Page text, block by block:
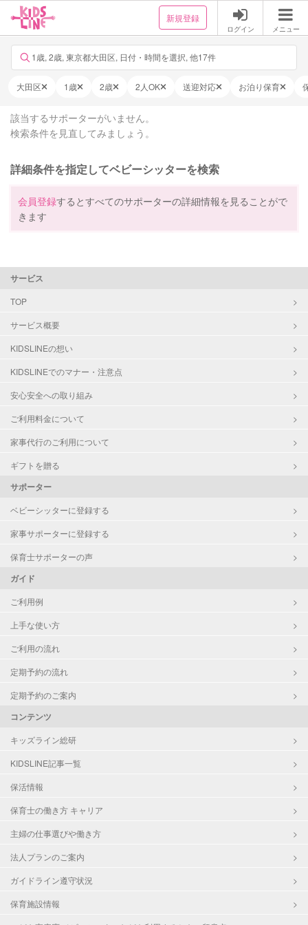
新規登録
ログイン メニュー
1歳, 2歳, 東京都大田区, 日付・時間を選択, 他17件
大田区 1歳 2歳 2人OK 送迎対応 お泊り保育
該当するサポーターがいません。
検索条件を見直してみましょう。
詳細条件を指定してベビーシッターを検索
会員登録するとすべてのサポーターの詳細情報を見ることがで
きます
サービス
TOP
サービス概要
KIDSLINEの想い
KIDSLINEでのマナー・注意点
安心安全への取り組み
ご利用料金について
家事代行のご利用について
ギフトを贈る
サポーター
ベビーシッターに登録する
家事サポーターに登録する
保育士サポーターの声
ガイド
ご利用例
上手な使い方
ご利用の流れ
定期予約の流れ
定期予約のご案内
コンテンツ
キッズライン総研
KIDSLINE記事一覧
保活情報
保育士の働き方 キャリア
主婦の仕事選びや働き方
法人プランのご案内
ガイドライン遵守状況
保育施設情報